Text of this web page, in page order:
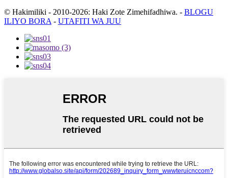
© Hakimiliki - 2010-2026: Haki Zote Zimehifadhiwa. - BLOGU
ILIYO BORA - UTAFITI WA JUU